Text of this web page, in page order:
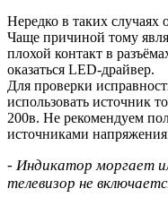
Нередко в таких случаях
Чаще причиной тому
плохой контакт в
оказаться LED-драйвер.
Для проверки
использовать источник
200в. Не рекомендуем
источниками
- Индикатор моргает
телевизор не